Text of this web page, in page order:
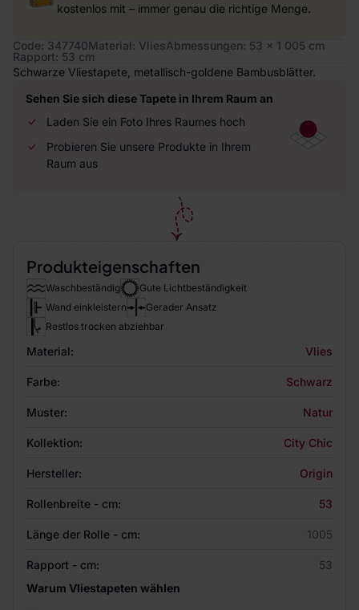
kostenlos mit – immer genau die richtige Menge.
Code: 347740Material: VliesAbmessungen: 53 x 1 005 cm
Rapport: 53 cm
Schwarze Vliestapete, metallisch-goldene Bambusblätter.
Sehen Sie sich diese Tapete in Ihrem Raum an
Laden Sie ein Foto Ihres Raumes hoch
Probieren Sie unsere Produkte in Ihrem
Raum aus
Produkteigenschaften
Waschbeständig
Gute Lichtbeständigkeit
Wand einkleistern
Gerader Ansatz
Restlos trocken abziehbar
Material: Vlies
Farbe: Schwarz
Muster: Natur
Kollektion: City Chic
Hersteller: Origin
Rollenbreite - cm: 53
Länge der Rolle - cm: 1005
Rapport - cm:
53
Warum Vliestapeten wählen